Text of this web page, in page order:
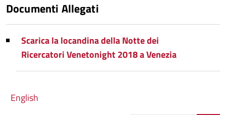
Documenti Allegati
Scarica la locandina della Notte dei
Ricercatori Venetonight 2018 a Venezia
English